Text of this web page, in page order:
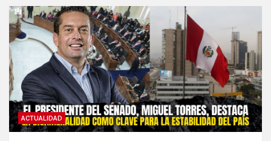
ACTUALIDAD